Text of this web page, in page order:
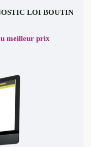
LOI BOUTIN
meilleur prix